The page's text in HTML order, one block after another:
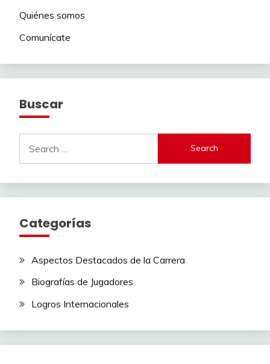
Quiénes somos
Comunícate
Buscar
for:
Categorías
Aspectos Destacados de la Carrera
Biografías de Jugadores
Logros Internacionales